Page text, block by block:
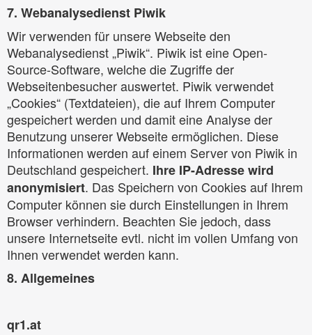
7. Webanalysedienst Piwik
Wir verwenden für unsere Webseite den
Webanalysedienst „Piwik“. Piwik ist eine Open-
Source-Software, welche die Zugriffe der
Webseitenbesucher auswertet. Piwik verwendet
„Cookies“ (Textdateien), die auf Ihrem Computer
gespeichert werden und damit eine Analyse der
Benutzung unserer Webseite ermöglichen. Diese
Informationen werden auf einem Server von Piwik in
Deutschland gespeichert. Ihre IP-Adresse wird
anonymisiert. Das Speichern von Cookies auf Ihrem
Computer können sie durch Einstellungen in Ihrem
Browser verhindern. Beachten Sie jedoch, dass
unsere Internetseite evtl. nicht im vollen Umfang von
Ihnen verwendet werden kann.
8. Allgemeines
qr1.at